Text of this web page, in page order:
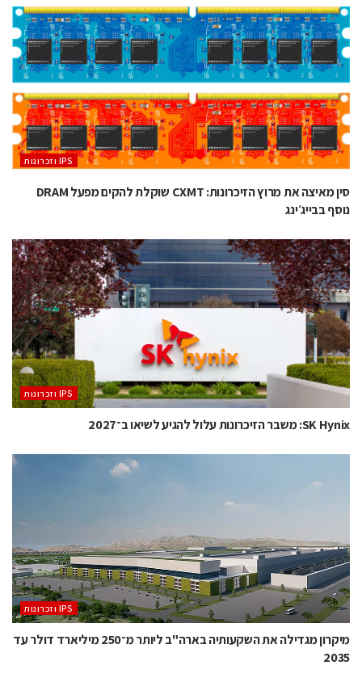
סין מאיצה את מרוץ הזיכרונות: CXMT שוקלת להקים מפעל DRAM
נוסף בבייג׳ינג
SK Hynix: משבר הזיכרונות עלול להגיע לשיאו ב־2027
מיקרון מגדילה את השקעותיה בארה"ב ליותר מ־250 מיליארד דולר עד
2035